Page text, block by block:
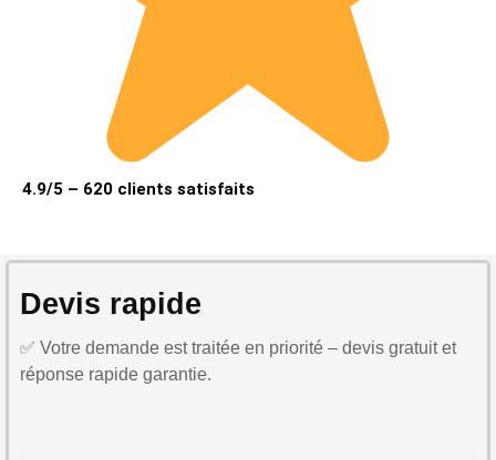
4.9/5 – 620 clients satisfaits
Devis rapide
✅ Votre demande est traitée en priorité – devis gratuit et
réponse rapide garantie.